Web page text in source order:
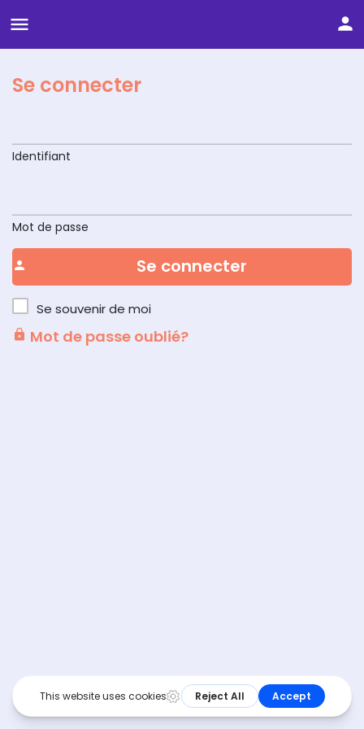
Se connecter
Identifiant
Mot de passe
Se connecter
Se souvenir de moi
Mot de passe oublié?